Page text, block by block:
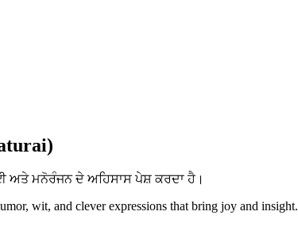
ਅਤੇ ਮਨੋਰੰਜਨ ਦੇ ਅਹਿਸਾਸ ਪੇਸ਼ ਕਰਦਾ ਹੈ।
wit, and clever expressions that bring joy and insight.